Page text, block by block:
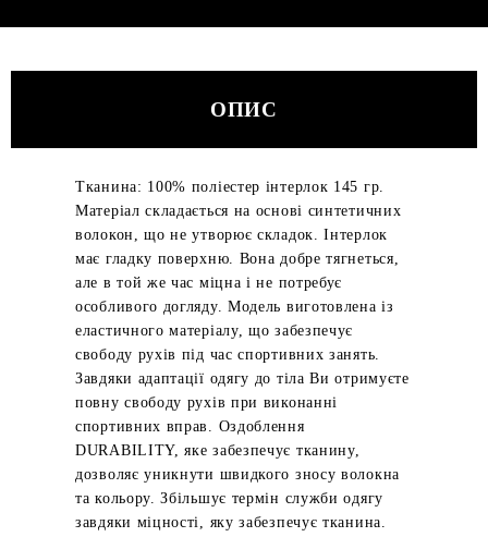
ОПИС
Тканина: 100% поліестер інтерлок 145 гр.
Матеріал складається на основі синтетичних
волокон, що не утворює складок. Інтерлок
має гладку поверхню. Вона добре тягнеться,
але в той же час міцна і не потребує
особливого догляду. Модель виготовлена ​​із
еластичного матеріалу, що забезпечує
свободу рухів під час спортивних занять.
Завдяки адаптації одягу до тіла Ви отримуєте
повну свободу рухів при виконанні
спортивних вправ. Оздоблення
DURABILITY, яке забезпечує тканину,
дозволяє уникнути швидкого зносу волокна
та кольору. Збільшує термін служби одягу
завдяки міцності, яку забезпечує тканина.